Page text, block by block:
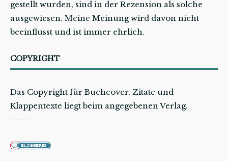
gestellt wurden, sind in der Rezension als solche
ausgewiesen. Meine Meinung wird davon nicht
beeinflusst und ist immer ehrlich.
COPYRIGHT
Das Copyright für Buchcover, Zitate und
Klappentexte liegt beim angegebenen Verlag.
——-